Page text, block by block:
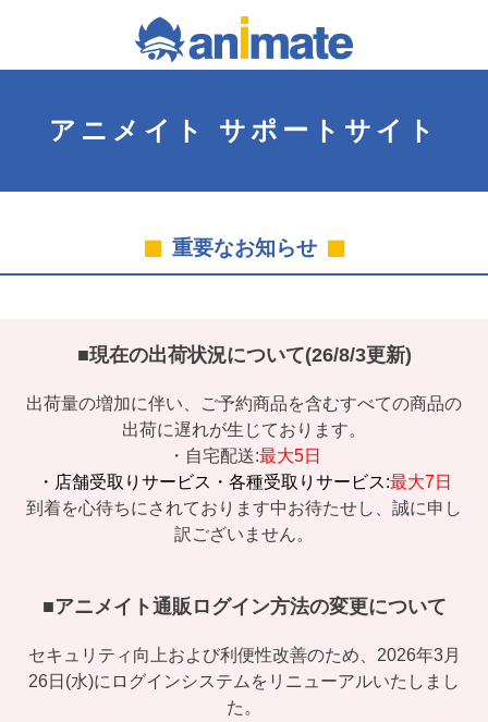
アニメイト サポートサイト
重要なお知らせ
■現在の出荷状況について(26/8/3更新)
出荷量の増加に伴い、ご予約商品を含むすべての商品の
出荷に遅れが生じております。
・自宅配送:最大5日
・店舗受取りサービス・各種受取りサービス:最大7日
到着を心待ちにされております中お待たせし、誠に申し
訳ございません。
■アニメイト通販ログイン方法の変更について
セキュリティ向上および利便性改善のため、2026年3月
26日(水)にログインシステムをリニューアルいたしまし
た。